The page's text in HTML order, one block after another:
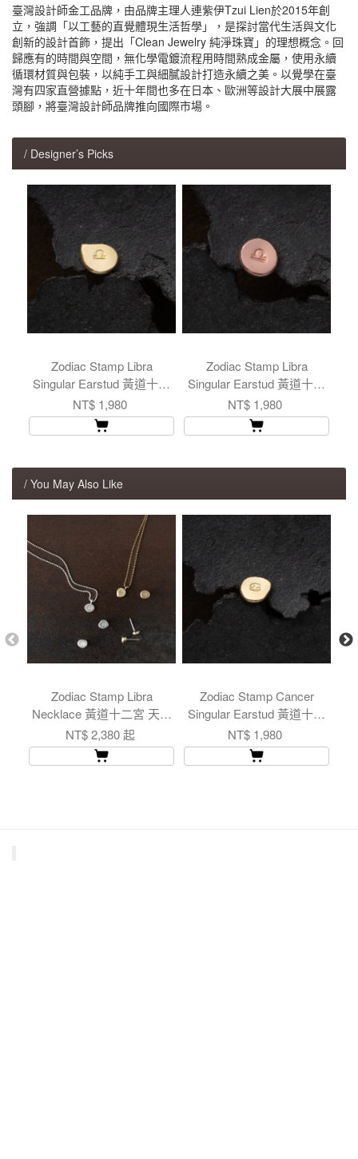
臺灣設計師金工品牌，由品牌主理人連紫伊Tzui Lien於2015年創
立，強調「以工藝的直覺體現生活哲學」，是探討當代生活與文化
創新的設計首飾，提出「Clean Jewelry 純淨珠寶」的理想概念。回
歸應有的時間與空間，無化學電鍍流程用時間熟成金屬，使用永續
循環材質與包裝，以純手工與細膩設計打造永續之美。以覺學在臺
灣有四家直營據點，近十年間也多在日本、歐洲等設計大展中展露
頭腳，將臺灣設計師品牌推向國際市場。
/ Designer’s Picks
Zodiac Stamp Libra
Singular Earstud 黃道十二
宮 天秤座 耳釘 單支
NT$ 1,980
Zodiac Stamp Libra
Singular Earstud 黃道十二
宮 天秤座 耳釘 單支
NT$ 1,980
/ You May Also Like
Zodiac Stamp Libra
Necklace 黃道十二宮 天秤
座 項鍊
NT$ 2,380 起
Zodiac Stamp Cancer
Singular Earstud 黃道十二
宮 巨蟹座 耳釘 單支
NT$ 1,980